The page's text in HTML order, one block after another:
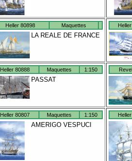
Heller 80898 Maquettes
LA REALE DE FRANCE
Heller 80888 Maquettes 1:150
PASSAT
Heller 80807 Maquettes 1:150
AMERIGO VESPUCI